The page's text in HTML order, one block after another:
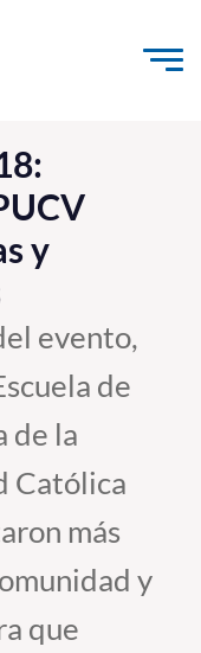
y
evento,
de
de la
Católica
más
y
que